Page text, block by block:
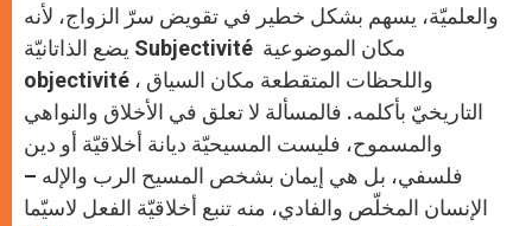
والعلميّة، يسهم بشكل خطير في تقويض سرّ الزواج، لأنه
يضع الذاتانيّة Subjectivité مكان الموضوعية
objectivité ، واللحظات المتقطعة مكان السياق
التاريخيّ بأكلمه. فالمسألة لا تعلق في الأخلاق والنواهي
والمسموح، فليست المسيحيّة ديانة أخلاقيّة أو دين
فلسفي، بل هي إيمان بشخص المسيح الرب والإله –
الإنسان المخلّص والفادي، منه تنبع أخلاقيّة الفعل لاسيّما